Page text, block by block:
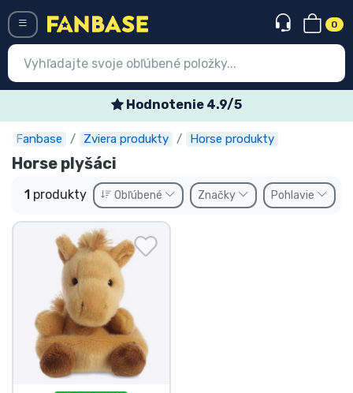
0
Hodnotenie 4.9/5
Fanbase Zviera produkty Horse produkty
Horse plyšáci
1 produkty Obľúbené Značky Pohlavie
Prihlásiť sa Registrácia
Najnovšie
Akcie
Expresná preprava
Predobjednávky
Outlet produkty
Preprava a platba